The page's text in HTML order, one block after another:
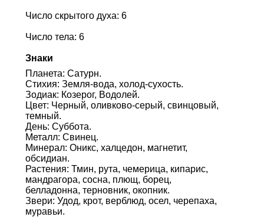
Число скрытого духа: 6
Число тела: 6
Знаки
Планета: Сатурн.
Стихия: Земля-вода, холод-сухость.
Зодиак: Козерог, Водолей.
Цвет: Черный, оливково-серый, свинцовый,
темный.
День: Суббота.
Металл: Свинец.
Минерал: Оникс, халцедон, магнетит,
обсидиан.
Растения: Тмин, рута, чемерица, кипарис,
мандрагора, сосна, плющ, борец,
белладонна, терновник, окопник.
Звери: Удод, крот, верблюд, осел, черепаха,
муравьи.